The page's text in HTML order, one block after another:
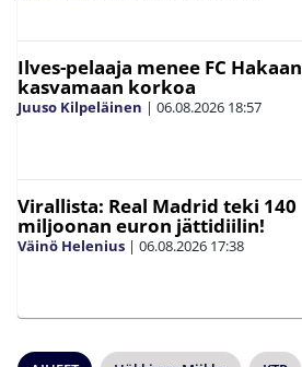
Ilves-pelaaja menee FC Hakaan
kasvamaan korkoa
Juuso Kilpeläinen | 06.08.2026 18:57
Virallista: Real Madrid teki 140
miljoonan euron jättidiilin!
Väinö Helenius | 06.08.2026 17:38